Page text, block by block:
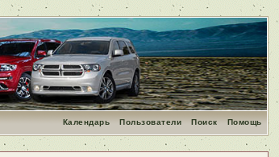
Помощь
Поиск
Пользователи
Календарь